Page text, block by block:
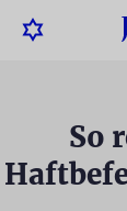
So